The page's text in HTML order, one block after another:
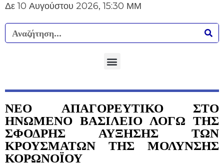
Δε 10 Αυγούστου 2026, 15:30 ΜΜ
ΝΕΟ ΑΠΑΓΟΡΕΥΤΙΚΟ ΣΤΟ
ΗΝΩΜΕΝΟ ΒΑΣΙΛΕΙΟ ΛΟΓΩ ΤΗΣ
ΣΦΟΔΡΗΣ ΑΥΞΗΣΗΣ ΤΩΝ
ΚΡΟΥΣΜΑΤΩΝ ΤΗΣ ΜΟΛΥΝΣΗΣ
ΚΟΡΩΝΟΪΟΥ